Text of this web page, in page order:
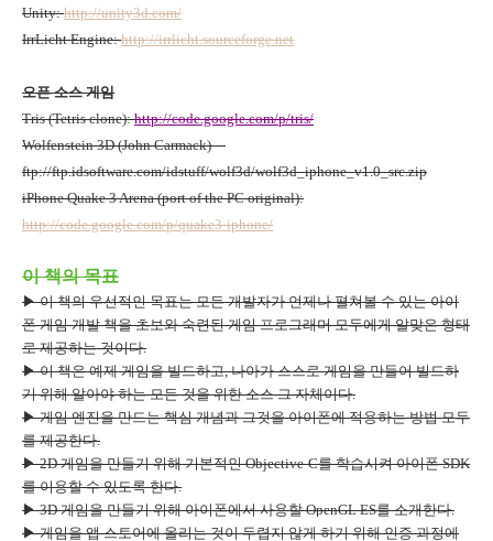
Unity:http://unity3d.com/
IrrLicht Engine:http://irrlicht.sourceforge.net
오픈 소스 게임
Tris (Tetris clone):http://code.google.com/p/tris/
Wolfenstein 3D (John Carmack)—
ftp://ftp.idsoftware.com/idstuff/wolf3d/wolf3d_iphone_v1.0_src.zip
iPhone Quake 3 Arena (port of the PC original):
http://code.google.com/p/quake3-iphone/
이 책의 목표
▶ 이 책의 우선적인 목표는 모든 개발자가 언제나 펼쳐볼 수 있는 아이
폰 게임 개발 책을 초보와 숙련된 게임 프로그래머 모두에게 알맞은 형태
로 제공하는 것이다.
▶ 이 책은 예제 게임을 빌드하고,나아가 스스로 게임을 만들어 빌드하
기 위해 알아야 하는 모든 것을 위한 소스 그 자체이다.
▶ 게임 엔진을 만드는 핵심 개념과 그것을 아이폰에 적용하는 방법 모두
를 제공한다.
▶2D게임을 만들기 위해 기본적인Objective-C를 학습시켜 아이폰SDK
를 이용할 수 있도록 한다.
▶3D게임을 만들기 위해 아이폰에서 사용할OpenGL ES를 소개한다.
▶ 게임을 앱 스토어에 올리는 것이 두렵지 않게 하기 위해 인증 과정에